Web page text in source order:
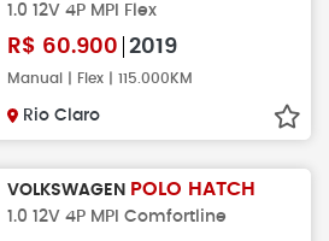
1.0 12V 4P MPI Flex
R$ 60.900 2019
Manual | Flex | 115.000KM
Rio Claro
VOLKSWAGEN POLO HATCH
1.0 12V 4P MPI Comfortline